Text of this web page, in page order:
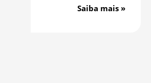
Saiba mais »